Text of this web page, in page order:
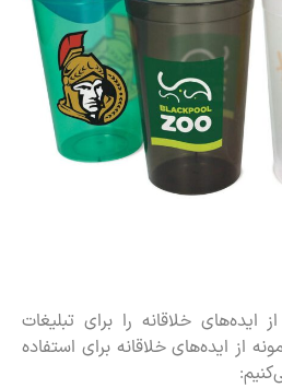
ایده‌های خلاقانه را برای تبلیغات
از ایده‌های خلاقانه برای استفاده